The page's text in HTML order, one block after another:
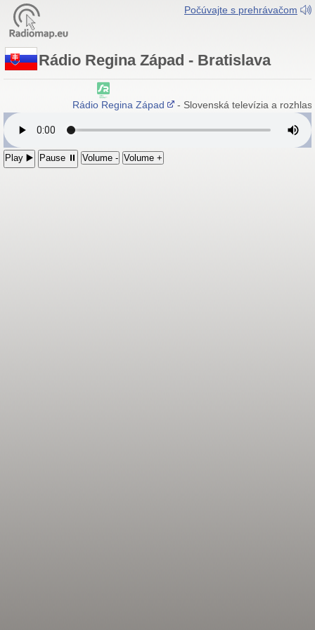
Počúvajte s prehrávačom
Rádio Regina Západ - Bratislava
Rádio Regina Západ - Slovenská televízia a
Play ▶️ Pause ⏸ Volume - Volume +